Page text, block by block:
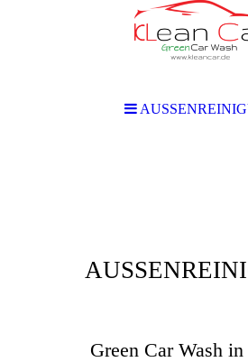
Green Car Wash